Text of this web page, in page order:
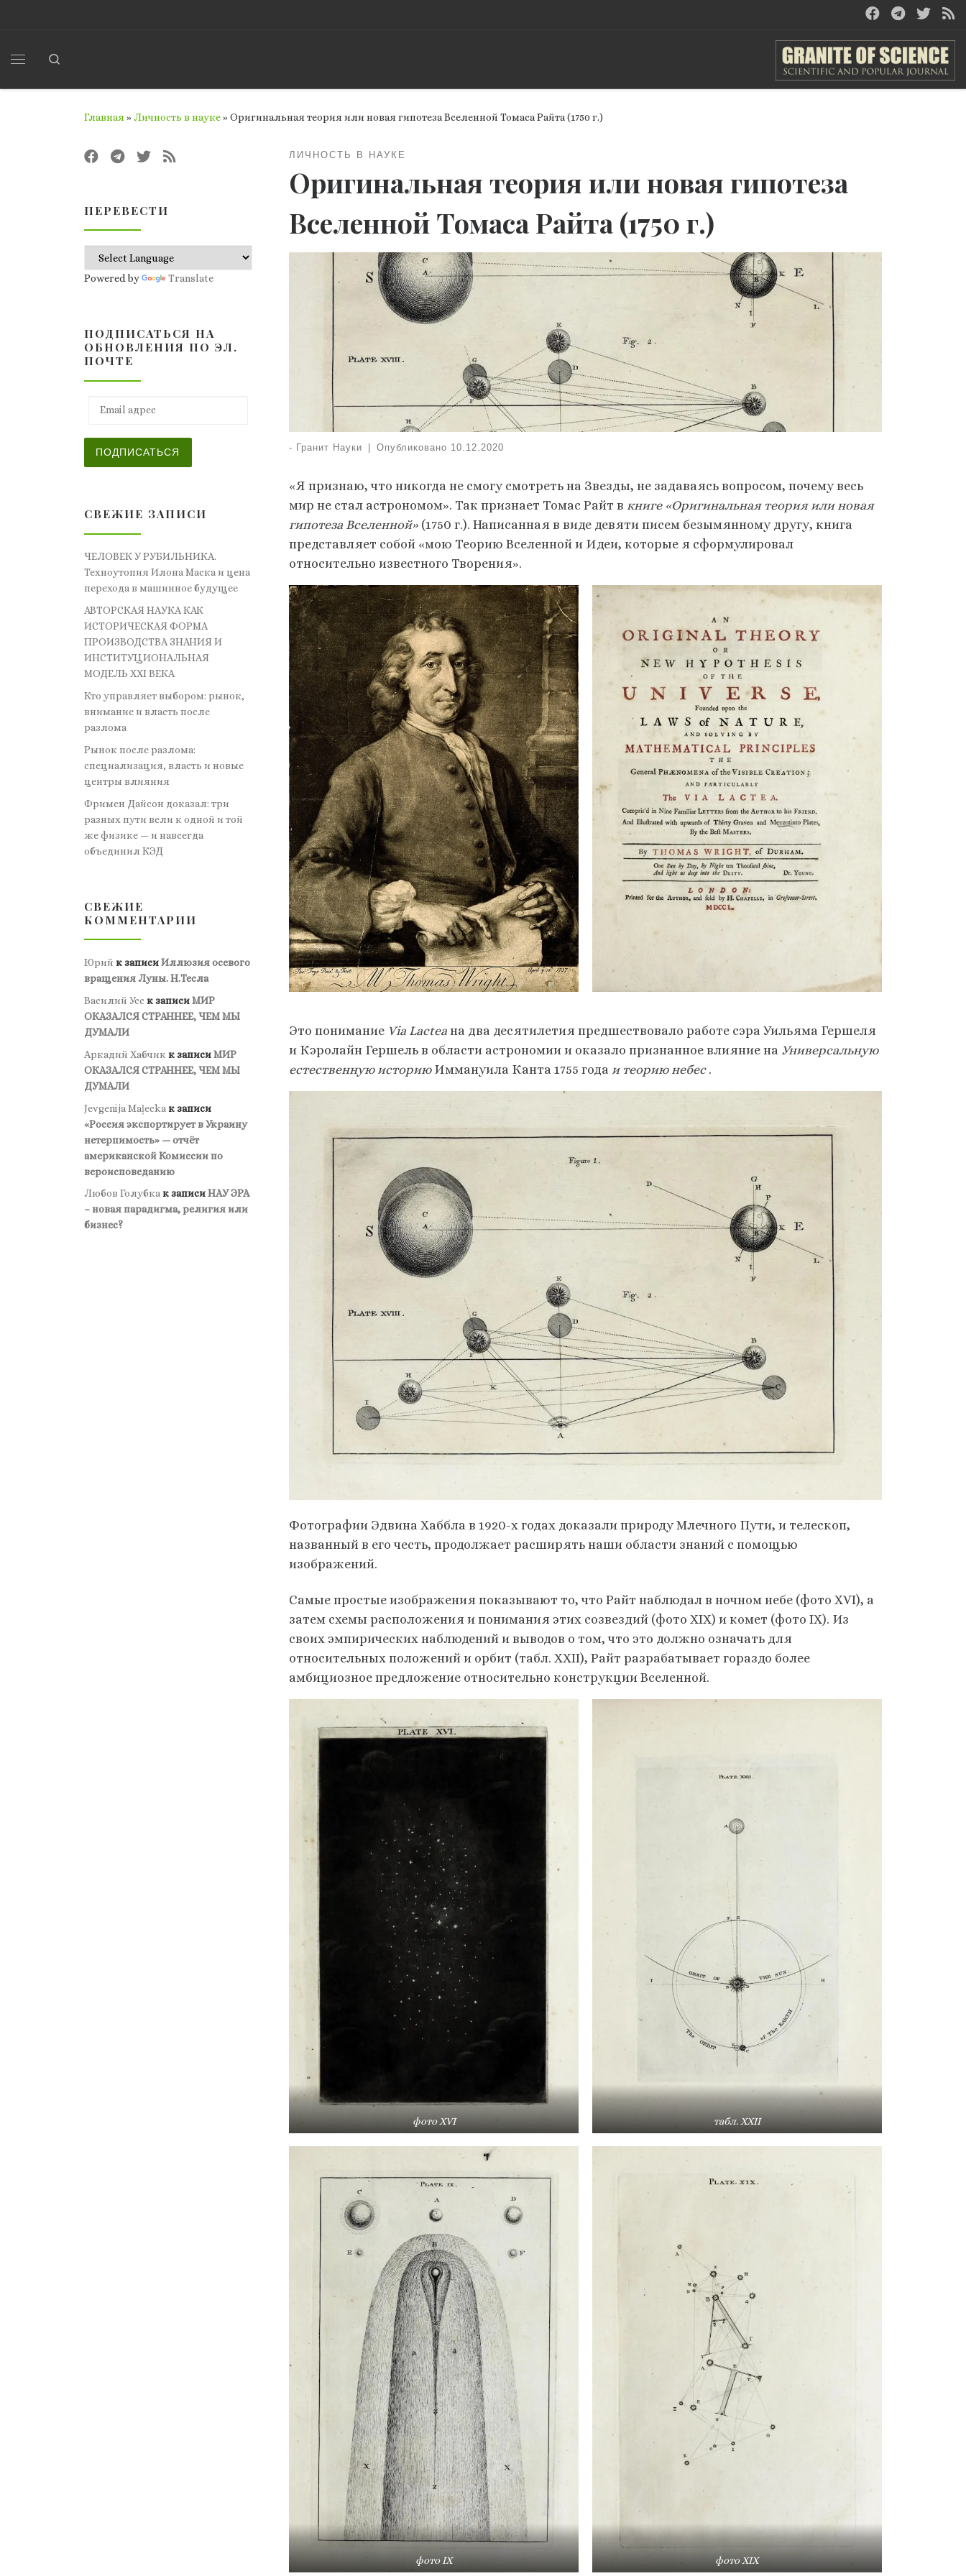
Главная »Личность в науке»Оригинальная теория или новая гипотеза Вселенной Томаса Райта (1750 г.)
ЛИЧНОСТЬ В НАУКЕ
Оригинальная теория или новая гипотеза
Вселенной Томаса Райта (1750 г.)
- Гранит Науки Опубликовано 10.12.2020
«Я признаю, что никогда не смогу смотреть на Звезды, не задаваясь вопросом, почему весь
мир не стал астрономом». Так признает Томас Райт в книге «Оригинальная теория или новая
гипотеза Вселенной» (1750 г.). Написанная в виде девяти писем безымянному другу, книга
представляет собой «мою Теорию Вселенной и Идеи, которые я сформулировал
относительно известного Творения».
Это понимание Via Lactea на два десятилетия предшествовало работе сэра Уильяма Гершеля
и Кэролайн Гершель в области астрономии и оказало признанное влияние на Универсальную
естественную историюИммануила Канта 1755 года и теорию небес.
Фотографии Эдвина Хаббла в 1920-х годах доказали природу Млечного Пути, и телескоп,
названный в его честь, продолжает расширять наши области знаний с помощью
изображений.
Самые простые изображения показывают то, что Райт наблюдал в ночном небе (фото XVI), а
затем схемы расположения и понимания этих созвездий (фото XIX) и комет (фото IX). Из
своих эмпирических наблюдений и выводов о том, что это должно означать для
относительных положений и орбит (табл. XXII), Райт разрабатывает гораздо более
амбициозное предложение относительно конструкции Вселенной.
фото XVI табл. XXII
фото IX фото XIX
ПЕРЕВЕСТИ
Powered by Translate
ПОДПИСАТЬСЯ НА
ОБНОВЛЕНИЯ ПО ЭЛ.
ПОЧТЕ
ПОДПИСАТЬСЯ
СВЕЖИЕ ЗАПИСИ
ЧЕЛОВЕК У РУБИЛЬНИКА.
Техноутопия Илона Маска и цена
перехода в машинное будущее
АВТОРСКАЯ НАУКА КАК
ИСТОРИЧЕСКАЯ ФОРМА
ПРОИЗВОДСТВА ЗНАНИЯ И
ИНСТИТУЦИОНАЛЬНАЯ
МОДЕЛЬ XXI ВЕКА
Кто управляет выбором: рынок,
внимание и власть после
разлома
Рынок после разлома:
специализация, власть и новые
центры влияния
Фримен Дайсон доказал: три
разных пути вели к одной и той
же физике — и навсегда
объединил КЭД
СВЕЖИЕ
КОММЕНТАРИИ
Юрий к записиИллюзия осевого
вращения Луны. Н.Тесла
Василий Усс к записиМИР
ОКАЗАЛСЯ СТРАННЕЕ, ЧЕМ МЫ
ДУМАЛИ
Аркадий Хабчик к записиМИР
ОКАЗАЛСЯ СТРАННЕЕ, ЧЕМ МЫ
ДУМАЛИ
Jevgenija Maļecka к записи
«Россия экспортирует в Украину
нетерпимость» — отчёт
американской Комиссии по
вероисповеданию
Любов Голубкак записиНАУ ЭРА
– новая парадигма, религия или
бизнес?